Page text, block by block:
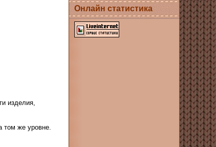
изделия,
том же уровне.
Онлайн статистика